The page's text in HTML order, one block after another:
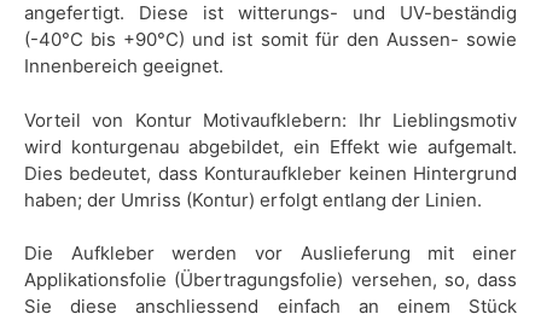
angefertigt. Diese ist witterungs- und UV-beständig
(-40°C bis +90°C) und ist somit für den Aussen- sowie
Innenbereich geeignet.
Vorteil von Kontur Motivaufklebern: Ihr Lieblingsmotiv
wird konturgenau abgebildet, ein Effekt wie aufgemalt.
Dies bedeutet, dass Konturaufkleber keinen Hintergrund
haben; der Umriss (Kontur) erfolgt entlang der Linien.
Die Aufkleber werden vor Auslieferung mit einer
Applikationsfolie (Übertragungsfolie) versehen, so, dass
Sie diese anschliessend einfach an einem Stück